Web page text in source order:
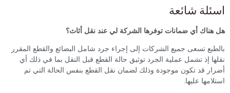
شائعة
أي ضمانات توفرها الشركة لي عند نقل أثاث؟
تسعى جميع الشركات إلى إجراء جرد شامل البضائع والقطع المقرر
إذ تشمل عملية الجرد توثيق حالة القطع قبل النقل بما في ذلك أي
قد تكون موجودة وذلك لضمان نقل القطع بنفس الحالة التي تم
عليها.